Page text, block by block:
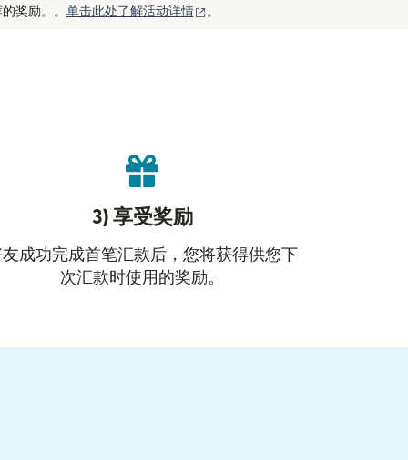
奖励。。 单击此处了解活动详情 。
3) 享受奖励
成功完成首笔汇款后，您将获得供您下
次汇款时使用的奖励。